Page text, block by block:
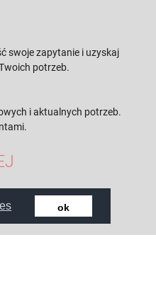
ok
I OFERT DLA
swoje zapytanie i uzyskaj
potrzeb.
i aktualnych potrzeb.